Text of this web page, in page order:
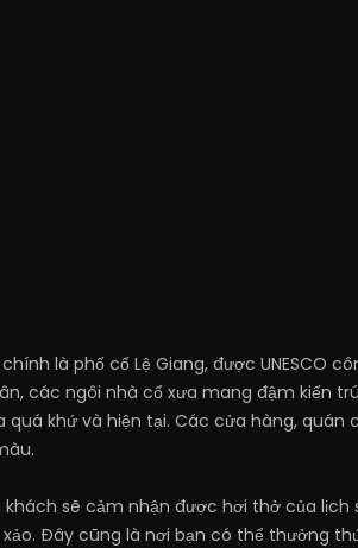
là phố cổ Lệ Giang, được UNESCO
các ngôi nhà cổ xưa mang đậm kiến
quá khứ và hiện tại. Các cửa hàng,
sẽ cảm nhận được hơi thở của
Đây cũng là nơi bạn có thể thưởng